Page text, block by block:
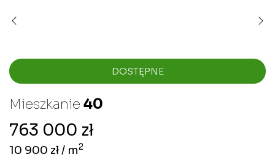
DOSTĘPNE
Mieszkanie 40
763 000 zł
10 900 zł / m2